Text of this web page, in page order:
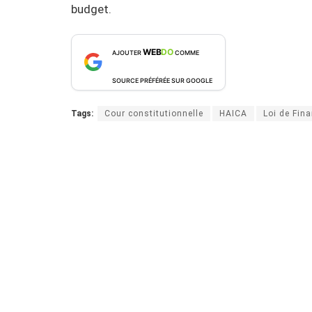
budget.
AJOUTERWEBDOCOMME
SOURCE PRÉFÉRÉE SUR GOOGLE
Tags: Cour constitutionnelle HAICA Loi de